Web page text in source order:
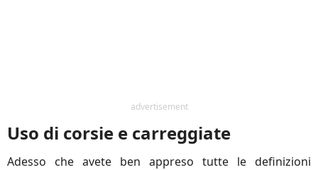
advertisement
Uso di corsie e carreggiate
Adesso che avete ben appreso tutte le definizioni